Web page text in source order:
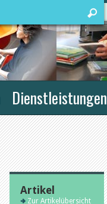
Dienstleistungen
Artikel
Zur Artikelübersicht